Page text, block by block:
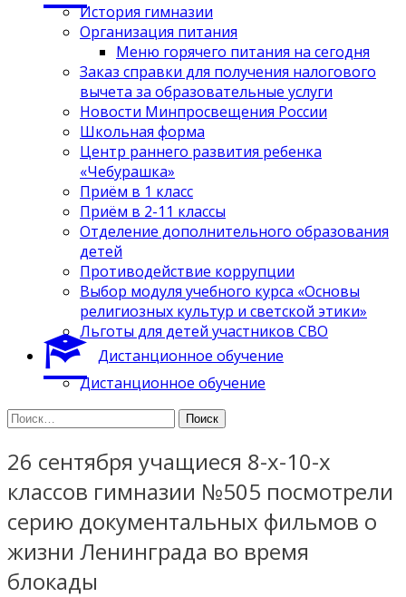
История гимназии
Организация питания
Меню горячего питания на сегодня
Заказ справки для получения налогового
вычета за образовательные услуги
Новости Минпросвещения России
Школьная форма
Центр раннего развития ребенка
«Чебурашка»
Приём в 1 класс
Приём в 2-11 классы
Отделение дополнительного образования
детей
Противодействие коррупции
Выбор модуля учебного курса «Основы
религиозных культур и светской этики»
Льготы для детей участников СВО
Дистанционное обучение
Дистанционное обучение
Найти:
26 сентября учащиеся 8-х-10-х
классов гимназии №505 посмотрели
серию документальных фильмов о
жизни Ленинграда во время
блокады